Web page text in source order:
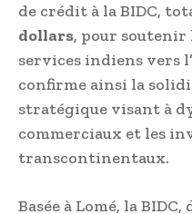
de crédit à la BIDC,
dollars, pour soutenir
services indiens vers
confirme ainsi la
stratégique visant à
commerciaux et les
transcontinentaux.
Basée à Lomé, la